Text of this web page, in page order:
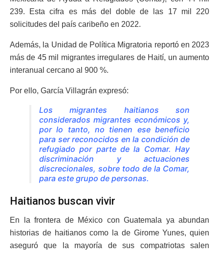
239. Esta cifra es más del doble de las 17 mil 220
solicitudes del país caribeño en 2022.
Además, la Unidad de Política Migratoria reportó en 2023
más de 45 mil migrantes irregulares de Haití, un aumento
interanual cercano al 900 %.
Por ello, García Villagrán expresó:
Los migrantes haitianos son
considerados migrantes económicos y,
por lo tanto, no tienen ese beneficio
para ser reconocidos en la condición de
refugiado por parte de la Comar. Hay
discriminación y actuaciones
discrecionales, sobre todo de la Comar,
para este grupo de personas.
Haitianos buscan vivir
En la frontera de México con Guatemala ya abundan
historias de haitianos como la de Girome Yunes, quien
aseguró que la mayoría de sus compatriotas salen